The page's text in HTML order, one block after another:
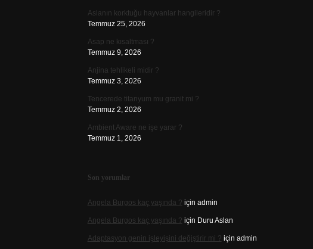
Aslanın korktuğu hayvanlar hangileridir ?
Temmuz 25, 2026
Asap ne kısaltması ?
Temmuz 9, 2026
Anjina tehlikeli midir ?
Temmuz 3, 2026
Tencerede titanyum mu granit mi ?
Temmuz 2, 2026
Ambient Aware ne işe yarar ?
Temmuz 1, 2026
Son yorumlar
Angela Burgos kaç yaşında ? için admin
Angela Burgos kaç yaşında ? için Duru Aslan
Adaptasyon genin işleyişini değiştirir mi ? için admin